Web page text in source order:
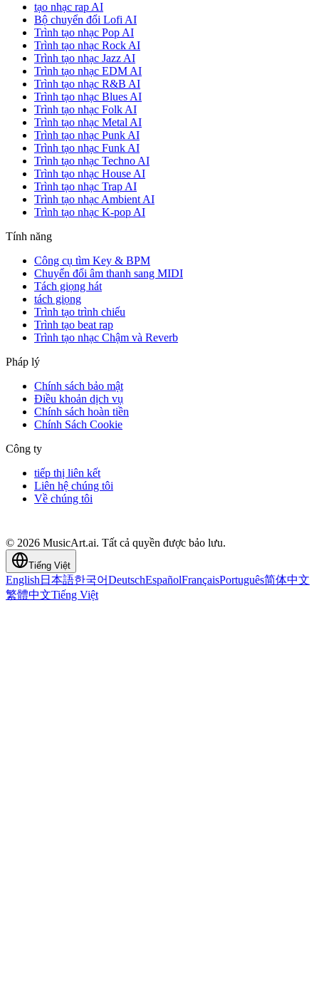
tạo nhạc rap AI
Bộ chuyển đổi Lofi AI
Trình tạo nhạc Pop AI
Trình tạo nhạc Rock AI
Trình tạo nhạc Jazz AI
Trình tạo nhạc EDM AI
Trình tạo nhạc R&B AI
Trình tạo nhạc Blues AI
Trình tạo nhạc Folk AI
Trình tạo nhạc Metal AI
Trình tạo nhạc Punk AI
Trình tạo nhạc Funk AI
Trình tạo nhạc Techno AI
Trình tạo nhạc House AI
Trình tạo nhạc Trap AI
Trình tạo nhạc Ambient AI
Trình tạo nhạc K-pop AI
Tính năng
Công cụ tìm Key & BPM
Chuyển đổi âm thanh sang MIDI
Tách giọng hát
tách giọng
Trình tạo trình chiếu
Trình tạo beat rap
Trình tạo nhạc Chậm và Reverb
Pháp lý
Chính sách bảo mật
Điều khoản dịch vụ
Chính sách hoàn tiền
Chính Sách Cookie
Công ty
tiếp thị liên kết
Liên hệ chúng tôi
Về chúng tôi
© 2026 MusicArt.ai. Tất cả quyền được bảo lưu.
Tiếng Việt
English 日本語한국어DeutschEspañolFrançaisPortuguês简体中文
繁體中文Tiếng Việt